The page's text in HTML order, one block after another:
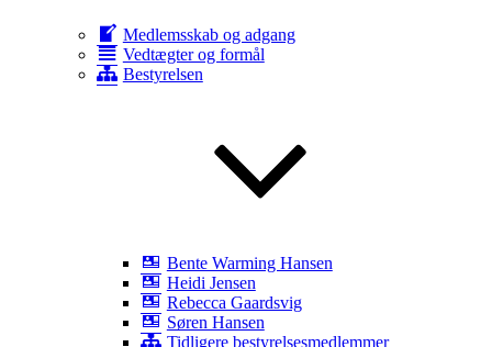
Medlemsskab og adgang
Vedtægter og formål
Bestyrelsen
Bente Warming Hansen
Heidi Jensen
Rebecca Gaardsvig
Søren Hansen
Tidligere bestyrelsesmedlemmer